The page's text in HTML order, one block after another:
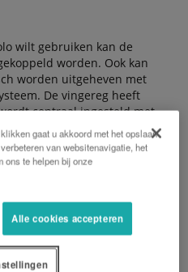
wilt gebruiken kan de
worden. Ook kan
worden uitgeheven met
De vingereg heeft
centraal ingesteld met
schaalverdeling. Hierdoor
afgesteld, maar ook
worden.
gaat u akkoord met het opslaan
van websitenavigatie, het
ons te helpen bij onze
Alle cookies accepteren